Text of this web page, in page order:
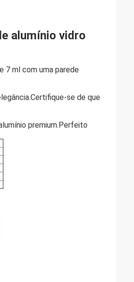
alumínio vidro
7 ml com uma parede
se de que
premium.Perfeito